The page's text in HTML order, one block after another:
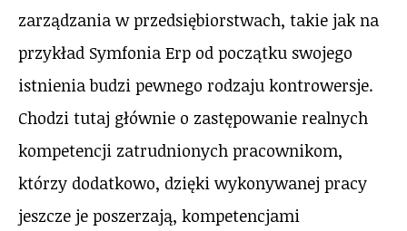
zarządzania w przedsiębiorstwach, takie jak na
przykład Symfonia Erp od początku swojego
istnienia budzi pewnego rodzaju kontrowersje.
Chodzi tutaj głównie o zastępowanie realnych
kompetencji zatrudnionych pracownikom,
którzy dodatkowo, dzięki wykonywanej pracy
jeszcze je poszerzają, kompetencjami